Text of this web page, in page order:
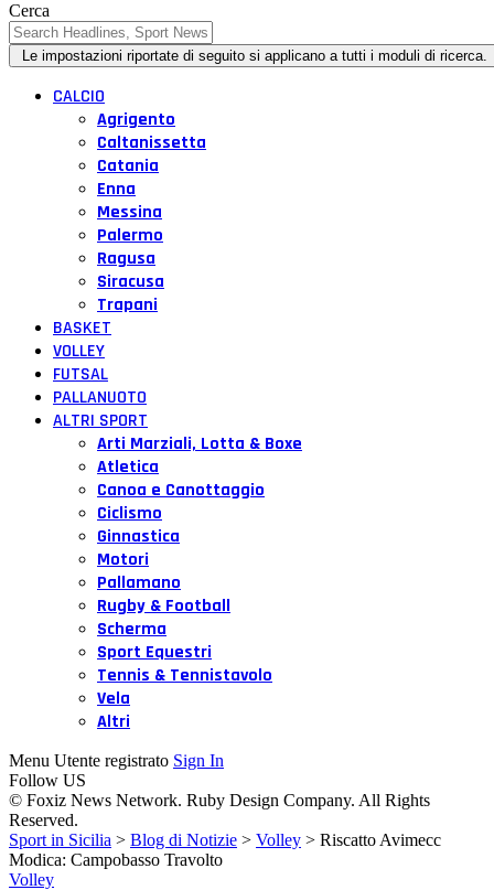
Cerca
CALCIO
Agrigento
Caltanissetta
Catania
Enna
Messina
Palermo
Ragusa
Siracusa
Trapani
BASKET
VOLLEY
FUTSAL
PALLANUOTO
ALTRI SPORT
Arti Marziali, Lotta & Boxe
Atletica
Canoa e Canottaggio
Ciclismo
Ginnastica
Motori
Pallamano
Rugby & Football
Scherma
Sport Equestri
Tennis & Tennistavolo
Vela
Altri
Menu Utente registrato Sign In
Follow US
© Foxiz News Network. Ruby Design Company. All Rights
Reserved.
Sport in Sicilia > Blog di Notizie > Volley > Riscatto Avimecc
Modica: Campobasso Travolto
Volley